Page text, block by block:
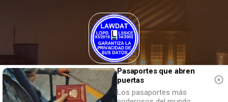
El Periódico de Yecla alcanza un grado más de compromiso en el
tratamiento de sus datos.
Pasaportes que abren
puertas
Los pasaportes más